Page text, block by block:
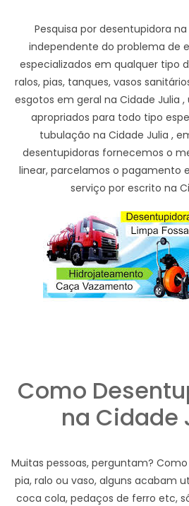
Pesquisa por desentupidora
independente do problema de
especializados em qualquer tipo
ralos, pias, tanques, vasos
esgotos em geral na Cidade Julia
apropriados para todo tipo
tubulação na Cidade Julia ,
desentupidoras fornecemos o
linear, parcelamos o pagamento
serviço por escrito na
Como
na Cidade
Muitas pessoas, perguntam?
pia, ralo ou vaso, alguns acabam
coca cola, pedaços de ferro etc,